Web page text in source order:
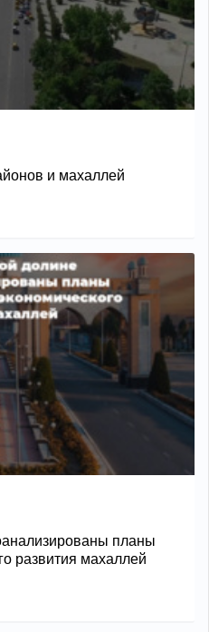
и махаллей
планы
развития махаллей